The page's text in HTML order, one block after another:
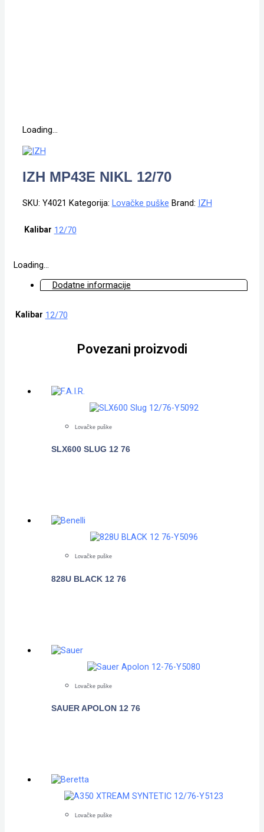
Loading...
IZH MP43E NIKL 12/70
SKU: Y4021 Kategorija: Lovačke puške Brand: IZH
Kalibar 12/70
Loading...
Dodatne informacije
Kalibar 12/70
Povezani proizvodi
Lovačke puške
SLX600 SLUG 12 76
Lovačke puške
828U BLACK 12 76
Lovačke puške
SAUER APOLON 12 76
Lovačke puške